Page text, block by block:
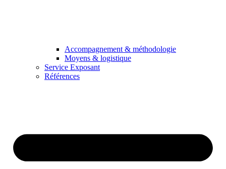
Accompagnement & méthodologie
Moyens & logistique
Service Exposant
Références